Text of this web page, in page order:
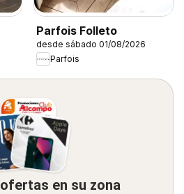
Parfois Folleto
desde sábado 01/08/2026
Parfois
en su zona